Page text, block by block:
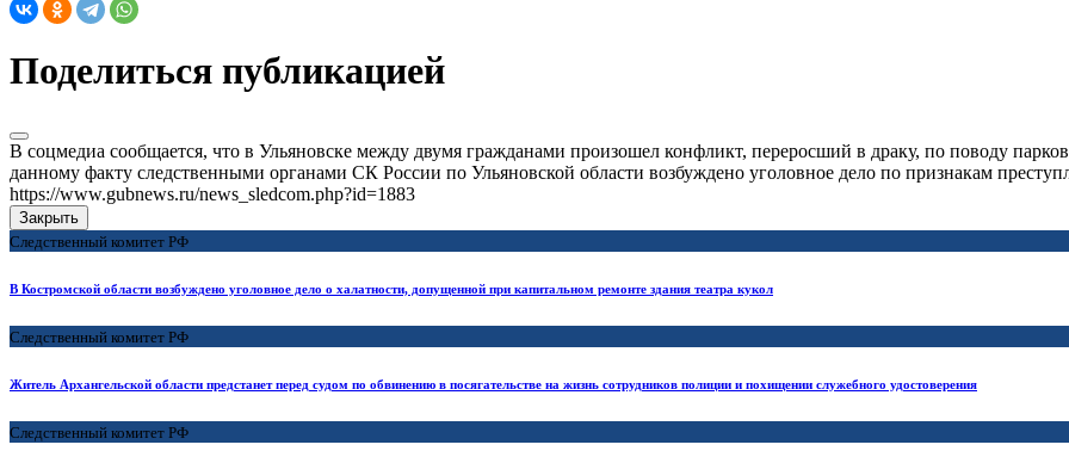
Поделиться публикацией
В соцмедиа сообщается, что в Ульяновске между двумя гражданами произошел конфликт, переросший в драку, по поводу
данному факту следственными органами СК России по Ульяновской области возбуждено уголовное дело по признакам
https://www.gubnews.ru/news_sledcom.php?id=1883
Закрыть
Следственный комитет РФ
В Костромской области возбуждено уголовное дело о халатности, допущенной при капитальном ремонте здания театра кукол
Следственный комитет РФ
Житель Архангельской области предстанет перед судом по обвинению в посягательстве на жизнь сотрудников полиции и похищении служебного удостоверения
Следственный комитет РФ